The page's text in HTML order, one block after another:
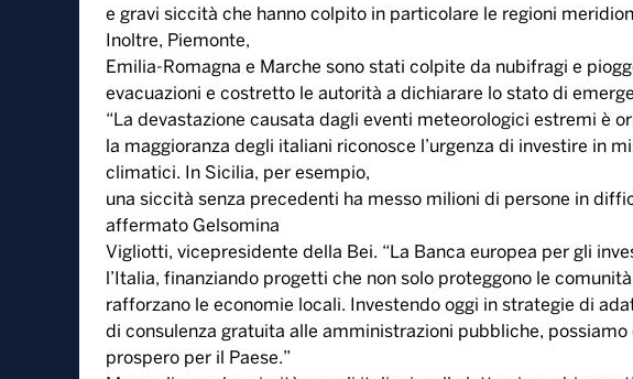
11 Novembre, 2024
Otto italiani su dieci hanno ritenuto necessario adattare il
climatici. Sono i dati rilevati dall’indagine annuale sul clima
Secondo i risultati del dossier il 97% degli intervistati italiani
ai cambiamenti climatici, e per il 67% di loro è una priorità; il
affrontare subito questa spesa per evitare costi maggiori in
seconda sfida più importante dopo quella contro il caro-vita.
Nel 2024, ricorda la Bei, l’Italia ha affrontato molteplici eventi
ondate di calore
e gravi siccità che hanno colpito in particolare le regioni
Inoltre, Piemonte,
Emilia-Romagna e Marche sono stati colpite da nubifragi e